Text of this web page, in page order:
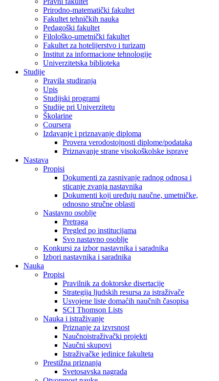
Prirodno-matematički fakultet
Fakultet tehničkih nauka
Pedagoški fakultet
Filološko-umetnički fakultet
Fakultet za hotelijerstvo i turizam
Institut za informacione tehnologije
Univerzitetska biblioteka
Studije
Pravila studiranja
Upis
Studijski programi
Studije pri Univerzitetu
Školarine
Coursera
Izdavanje i priznavanje diploma
Provera verodostojnosti diplome/podataka
Priznavanje strane visokoškolske isprave
Nastava
Propisi
Dokumenti za zasnivanje radnog odnosa i
sticanje zvanja nastavnika
Dokumenti koji uređuju naučne, umetničke,
odnosno stručne oblasti
Nastavno osoblje
Pretraga
Pregled po institucijama
Svo nastavno osoblje
Konkursi za izbor nastavnika i saradnika
Izbori nastavnika i saradnika
Nauka
Propisi
Pravilnik za doktorske disertacije
Strategija ljudskih resursa za istraživače
Usvojene liste domaćih naučnih časopisa
SCI Thomson Lists
Nauka i istraživanje
Priznanje za izvrsnost
Naučnoistraživački projekti
Naučni skupovi
Istraživačke jedinice fakulteta
Prestižna priznanja
Svetosavska nagrada